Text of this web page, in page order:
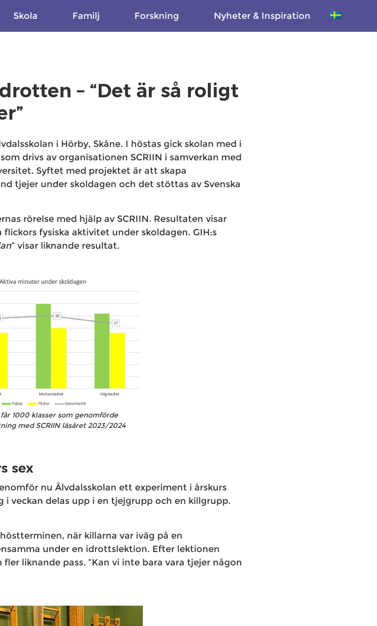
Skola Familj Forskning Nyheter & Inspiration
– “Det är så roligt
i Hörby, Skåne. I höstas gick skolan med i
som drivs av organisationen SCRIIN i samverkan med
Syftet med projektet är att skapa
tjejer under skoldagen och det stöttas av Svenska
rörelse med hjälp av SCRIIN. Resultaten visar
fysiska aktivitet under skoldagen. GIH:s
” visar liknande resultat.
1000 klasser som genomförde
med SCRIIN läsåret 2023/2024
sex
nu Älvdalsskolan ett experiment i årskurs
i veckan delas upp i en tjejgrupp och en killgrupp.
när killarna var iväg på en
under en idrottslektion. Efter lektionen
liknande pass. ”Kan vi inte bara vara tjejer någon